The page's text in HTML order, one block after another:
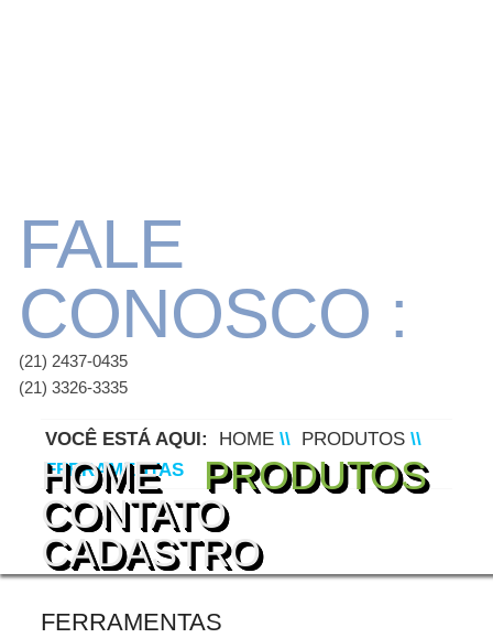
FALE
CONOSCO :
(21) 2437-0435
(21) 3326-3335
HOME
PRODUTOS
CONTATO
CADASTRO
VOCÊ ESTÁ AQUI: HOME \\ PRODUTOS \\
FERRAMENTAS
FERRAMENTAS